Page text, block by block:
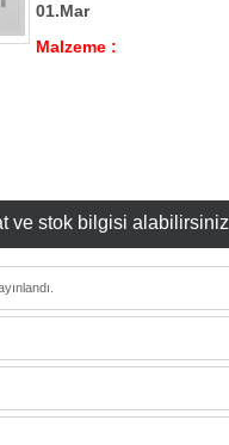
01.Mar
Malzeme :
ve stok bilgisi alabilirsiniz